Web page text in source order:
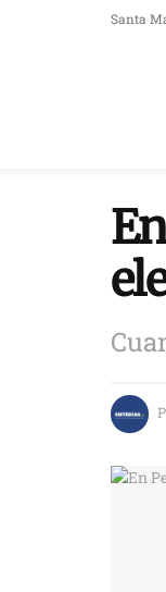
Santa